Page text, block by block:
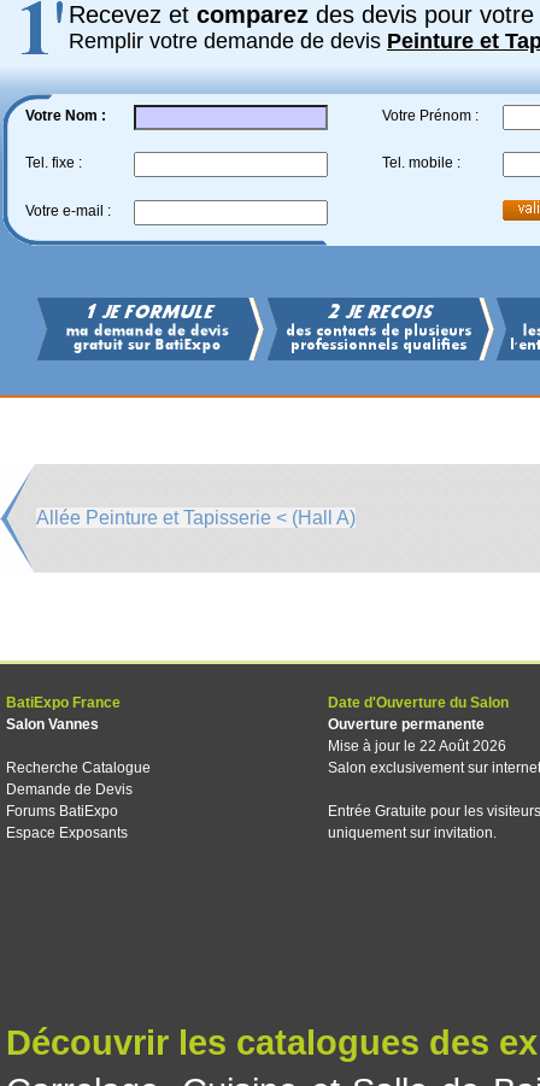
Recevez et comparez des devis pour votre
Remplir votre demande de devis Peinture et
Votre Nom : Votre Prénom :
Tel. fixe : Tel. mobile :
Votre e-mail :
Allée Peinture et Tapisserie < (Hall A)
BatiExpo France
Salon Vannes
Recherche Catalogue
Demande de Devis
Forums BatiExpo
Espace Exposants
Date d'Ouverture du Salon
Ouverture permanente
Mise à jour le 22 Août 2026
Salon exclusivement sur internet
Entrée Gratuite pour les visiteurs
uniquement sur invitation.
Découvrir les catalogues des